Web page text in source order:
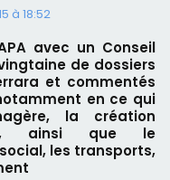
à 18:52
avec un Conseil
de dossiers
et commentés
en ce qui
la création
ainsi que le
les transports,